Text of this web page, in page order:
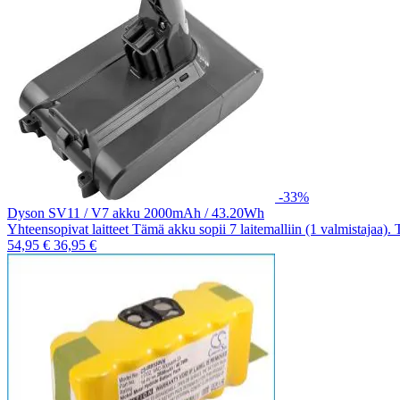
-33%
Dyson SV11 / V7 akku 2000mAh / 43.20Wh
Yhteensopivat laitteet Tämä akku sopii 7 laitemalliin (1 valmistajaa).
54,95 € 36,95 €